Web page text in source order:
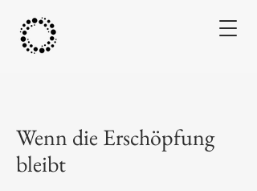
Wenn die Erschöpfung
bleibt